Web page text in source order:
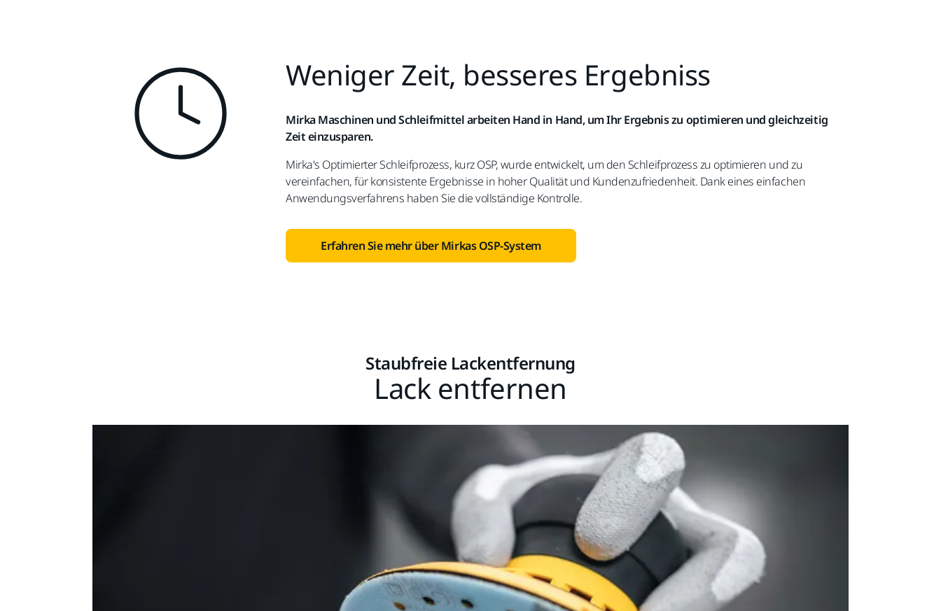
Weniger Zeit, besseres Ergebniss
Mirka Maschinen und Schleifmittel arbeiten Hand in Hand, um Ihr Ergebnis zu optimieren und gleichzeitig
Zeit einzusparen.
Mirka's Optimierter Schleifprozess, kurz OSP, wurde entwickelt, um den Schleifprozess zu optimieren und zu
vereinfachen, für konsistente Ergebnisse in hoher Qualität und Kundenzufriedenheit. Dank eines einfachen
Anwendungsverfahrens haben Sie die vollständige Kontrolle.
Erfahren Sie mehr über Mirkas OSP-System
Staubfreie Lackentfernung
Lack entfernen